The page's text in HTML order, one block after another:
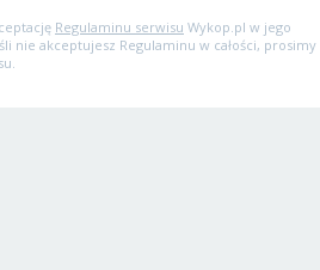
Regulaminu serwisu Wykop.pl w jego
nie akceptujesz Regulaminu w całości, prosimy